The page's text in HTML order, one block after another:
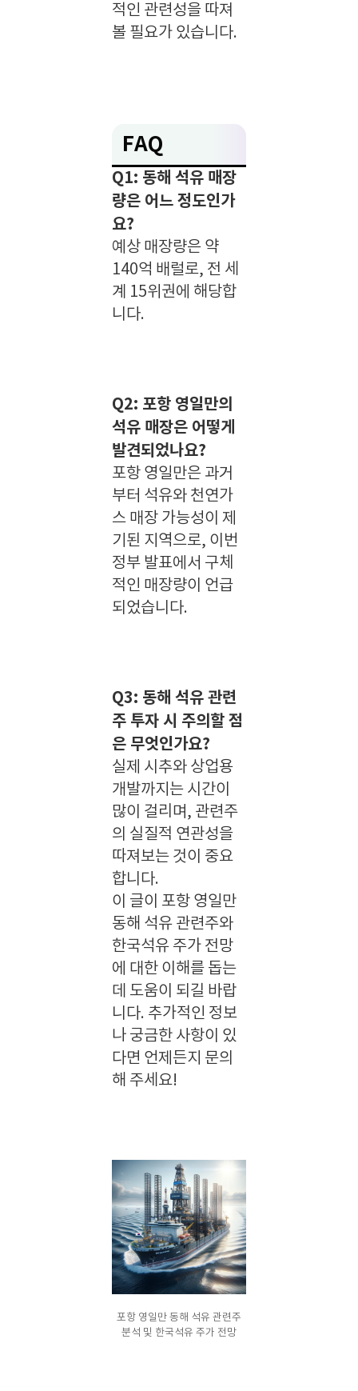
적인 관련성을 따져
볼 필요가 있습니다.
FAQ
Q1: 동해 석유 매장
량은 어느 정도인가
요?
예상 매장량은 약
140억 배럴로, 전 세
계 15위권에 해당합
니다.
Q2: 포항 영일만의
석유 매장은 어떻게
발견되었나요?
포항 영일만은 과거
부터 석유와 천연가
스 매장 가능성이 제
기된 지역으로, 이번
정부 발표에서 구체
적인 매장량이 언급
되었습니다.
Q3: 동해 석유 관련
주 투자 시 주의할 점
은 무엇인가요?
실제 시추와 상업용
개발까지는 시간이
많이 걸리며, 관련주
의 실질적 연관성을
따져보는 것이 중요
합니다.
이 글이 포항 영일만
동해 석유 관련주와
한국석유 주가 전망
에 대한 이해를 돕는
데 도움이 되길 바랍
니다. 추가적인 정보
나 궁금한 사항이 있
다면 언제든지 문의
해 주세요!
포항 영일만 동해 석유 관련주
분석 및 한국석유 주가 전망